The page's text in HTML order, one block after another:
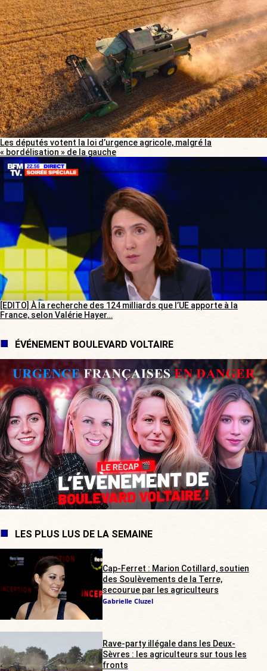
Les députés votent la loi d’urgence agricole, malgré la
« bordélisation » de la gauche
[EDITO] À la recherche des 124 milliards que l’UE apporte à la
France, selon Valérie Hayer…
ÉVÉNEMENT BOULEVARD VOLTAIRE
LES PLUS LUS DE LA SEMAINE
Cap-Ferret : Marion Cotillard, soutien
des Soulèvements de la Terre,
secourue par les agriculteurs
Gabrielle Cluzel
Rave-party illégale dans les Deux-
Sèvres : les agriculteurs sur tous les
fronts